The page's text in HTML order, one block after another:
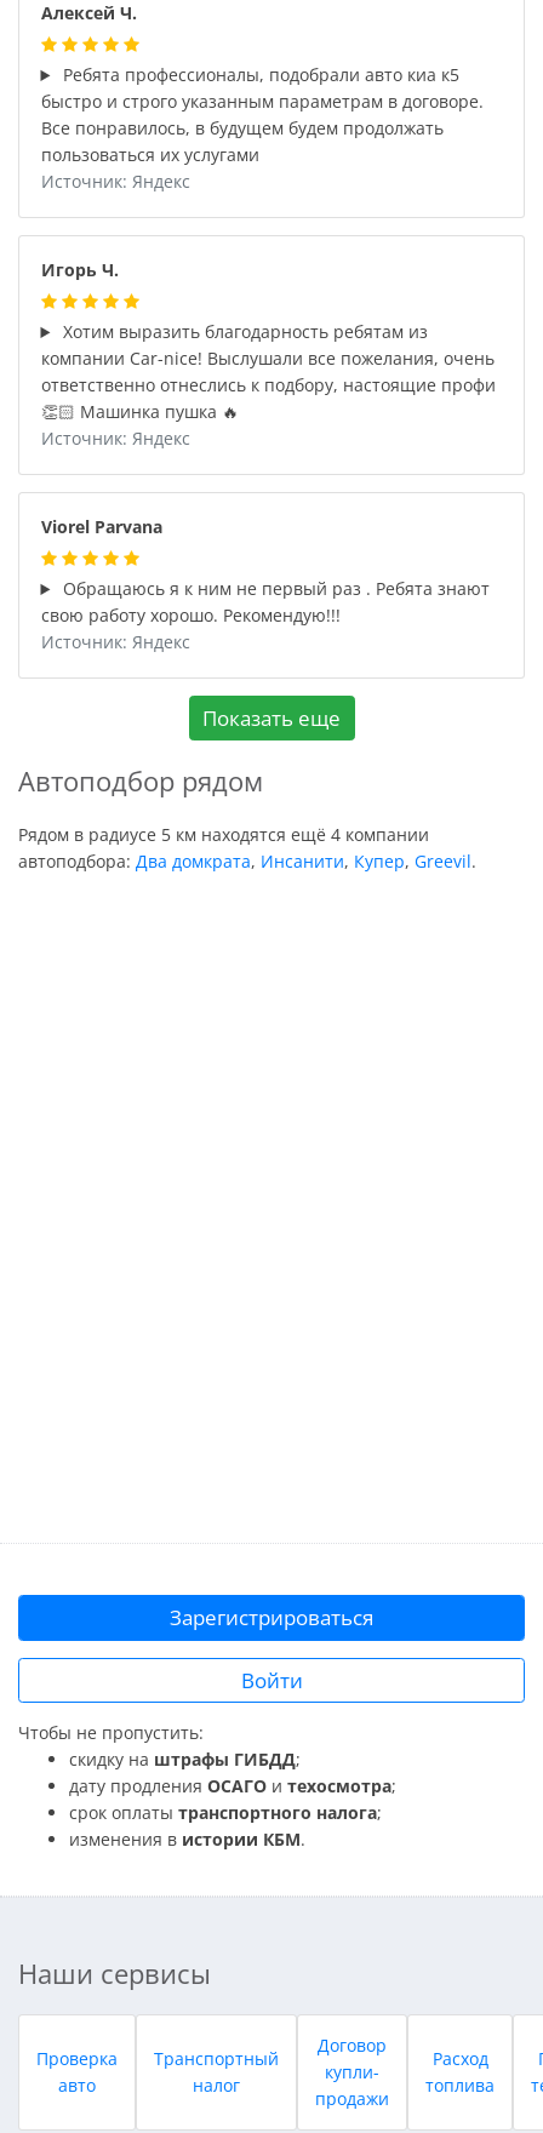
Алексей Ч.
Ребята профессионалы, подобрали авто киа к5
быстро и строго указанным параметрам в договоре.
Все понравилось, в будущем будем продолжать
пользоваться их услугами
Источник: Яндекс
Игорь Ч.
Хотим выразить благодарность ребятам из
компании Car-nice! Выслушали все пожелания, очень
ответственно отнеслись к подбору, настоящие профи
👏🏻 Машинка пушка 🔥
Источник: Яндекс
Viorel Parvana
Обращаюсь я к ним не первый раз . Ребята знают
свою работу хорошо. Рекомендую!!!
Источник: Яндекс
Показать еще
Автоподбор рядом
Рядом в радиусе 5 км находятся ещё 4 компании
автоподбора: Два домкрата, Инсанити, Купер, Greevil.
Зарегистрироваться
Войти
Чтобы не пропустить:
скидку на штрафы ГИБДД;
дату продления ОСАГО и техосмотра;
срок оплаты транспортного налога;
изменения в истории КБМ.
Наши сервисы
Проверка
авто
Транспортный
налог
Договор
купли-
продажи
Расход
топлива